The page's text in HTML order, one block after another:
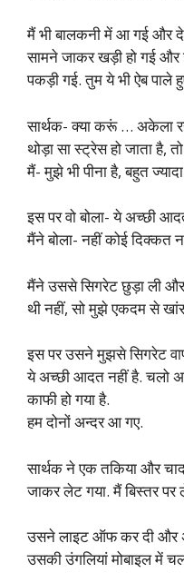
मैं भी बालकनी में आ गई और
सामने जाकर खड़ी हो गई और
पकड़ी गई. तुम ये भी ऐब पाले
सार्थक- क्या करूं … अकेला
थोड़ा सा स्ट्रेस हो जाता है,
मैं- मुझे भी पीना है, बहुत
इस पर वो बोला- ये अच्छी
मैंने बोला- नहीं कोई दिक्कत
मैंने उससे सिगरेट छुड़ा ली
थी नहीं, सो मुझे एकदम से
इस पर उसने मुझसे सिगरेट
ये अच्छी आदत नहीं है. चलो
काफी हो गया है.
हम दोनों अन्दर आ गए.
सार्थक ने एक तकिया और
जाकर लेट गया. मैं बिस्तर पर
उसने लाइट ऑफ कर दी और
उसकी उंगलियां मोबाइल में